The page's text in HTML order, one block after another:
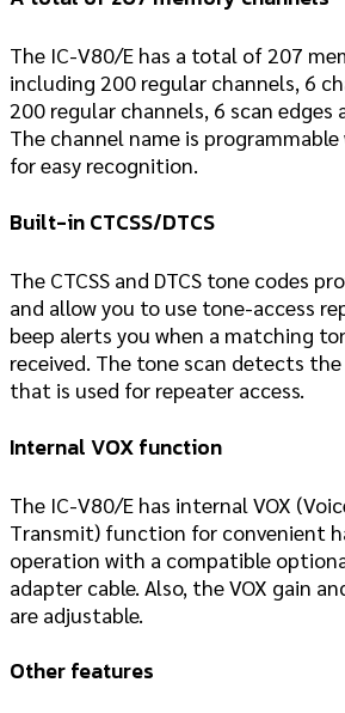
The IC-V80/E has a total of 207
including 200 regular channels, 6
200 regular channels, 6 scan edges
The channel name is
for easy recognition.
Built-in CTCSS/DTCS
The CTCSS and DTCS tone codes
and allow you to use tone-access
beep alerts you when a matching
received. The tone scan detects
that is used for repeater access.
Internal VOX function
The IC-V80/E has internal VOX
Transmit) function for convenient
operation with a compatible
adapter cable. Also, the VOX gain
are adjustable.
Other features